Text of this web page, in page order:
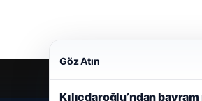
Göz Atın
Kılıçdaroğlu’ndan